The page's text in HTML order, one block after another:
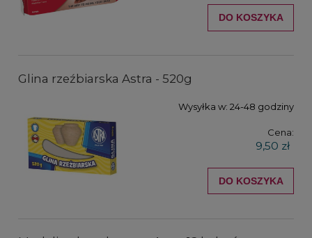
DO KOSZYKA
Glina rzeźbiarska Astra - 520g
Wysyłka w: 24-48 godziny
Cena:
9,50 zł
DO KOSZYKA